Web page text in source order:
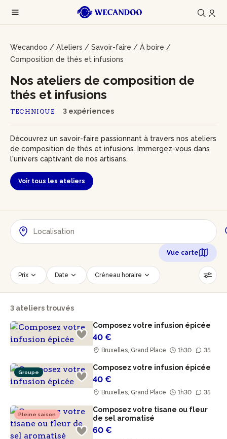
Wecandoo / Ateliers / Savoir-faire / À boire /
Composition de thés et infusions
TECHNIQUE 3 expériences
Nos ateliers de composition de
thés et infusions
Découvrez un savoir-faire passionnant à travers nos ateliers
de composition de thés et infusions. Immergez-vous dans
l'univers captivant de nos artisans.
Voir tous les ateliers
Vue carte
Prix Date Créneau horaire
Nombre de personnes Âge des participants
Accessible PMR
3 ateliers trouvés
Composez votre infusion épicée
40 €
Bruxelles, Grand Place 1h30 35
Groupe
Composez votre infusion épicée
40 €
Bruxelles, Grand Place 1h30 35
Pleine saison
Composez votre tisane ou fleur
de sel aromatisé
60 €